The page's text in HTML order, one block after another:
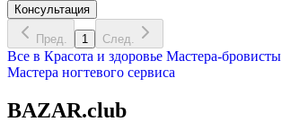
Консультация
Пред. 1 След.
Все в Красота и здоровье Мастера-бровисты
Мастера ногтевого сервиса
BAZAR.club